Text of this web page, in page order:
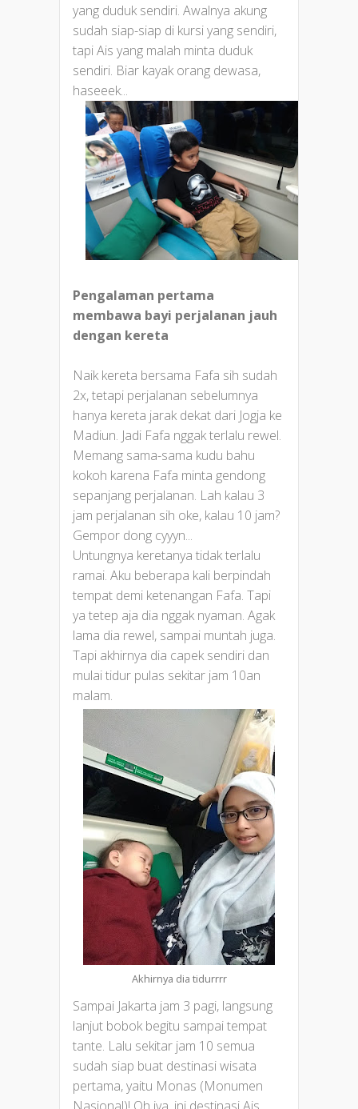
yang duduk sendiri. Awalnya akung
sudah siap-siap di kursi yang sendiri,
tapi Ais yang malah minta duduk
sendiri. Biar kayak orang dewasa,
haseeek...
Pengalaman pertama
membawa bayi perjalanan jauh
dengan kereta
Naik kereta bersama Fafa sih sudah
2x, tetapi perjalanan sebelumnya
hanya kereta jarak dekat dari Jogja ke
Madiun. Jadi Fafa nggak terlalu rewel.
Memang sama-sama kudu bahu
kokoh karena Fafa minta gendong
sepanjang perjalanan. Lah kalau 3
jam perjalanan sih oke, kalau 10 jam?
Gempor dong cyyyn...
Untungnya keretanya tidak terlalu
ramai. Aku beberapa kali berpindah
tempat demi ketenangan Fafa. Tapi
ya tetep aja dia nggak nyaman. Agak
lama dia rewel, sampai muntah juga.
Tapi akhirnya dia capek sendiri dan
mulai tidur pulas sekitar jam 10an
malam.
Akhirnya dia tidurrrr
Sampai Jakarta jam 3 pagi, langsung
lanjut bobok begitu sampai tempat
tante. Lalu sekitar jam 10 semua
sudah siap buat destinasi wisata
pertama, yaitu Monas (Monumen